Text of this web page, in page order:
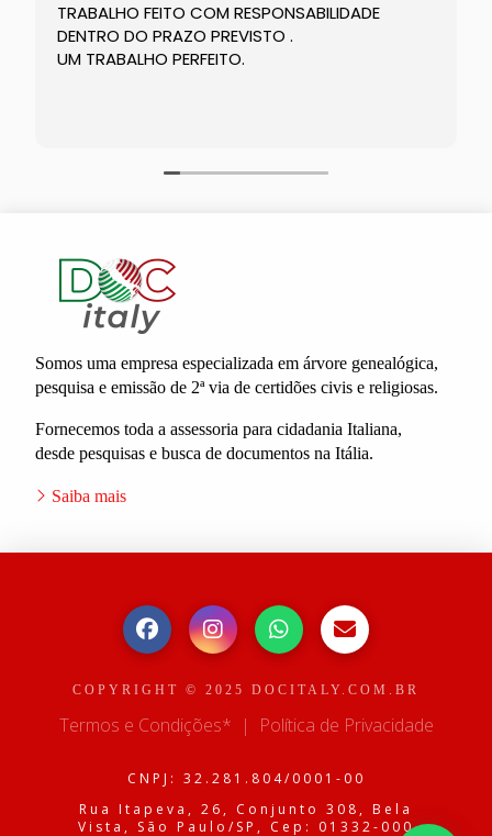
TRABALHO FEITO COM RESPONSABILIDADE
DENTRO DO PRAZO PREVISTO .
UM TRABALHO PERFEITO.
Somos uma empresa especializada em árvore genealógica,
pesquisa e emissão de 2ª via de certidões civis e religiosas.
Fornecemos toda a assessoria para cidadania Italiana,
desde pesquisas e busca de documentos na Itália.
Saiba mais
COPYRIGHT © 2025 DOCITALY.COM.BR
Termos e Condições* | Política de Privacidade
CNPJ: 32.281.804/0001-00
Rua Itapeva, 26, Conjunto 308, Bela
Vista, São Paulo/SP, Cep: 01332-000